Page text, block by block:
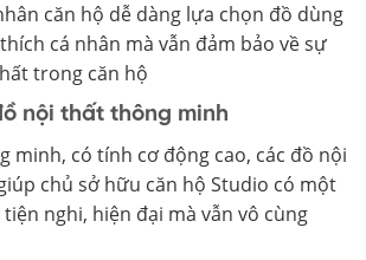
căn hộ dễ dàng lựa chọn đồ dùng
cá nhân mà vẫn đảm bảo về sự
trong căn hộ
nội thất thông minh
minh, có tính cơ động cao, các đồ nội
chủ sở hữu căn hộ Studio có một
nghi, hiện đại mà vẫn vô cùng